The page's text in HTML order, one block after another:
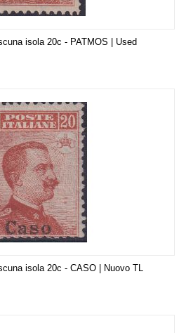
isola 20c - PATMOS | Used
isola 20c - CASO | Nuovo TL